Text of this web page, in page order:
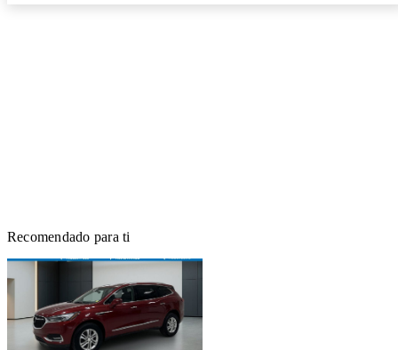
Recomendado para ti